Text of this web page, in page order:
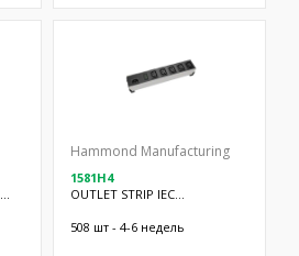
Hammond Manufacturing
1581H4
OUTLET STRIP IEC
508 шт - 4-6 недель